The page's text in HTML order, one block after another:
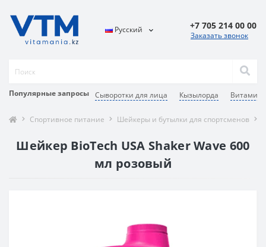
Популярные запросы Сыворотки для лица Кызылорда
Русский +7 705 214 00 00
Заказать звонок
Спортивное питание Шейкеры и бутылки для спортсменов
Шейкер BioTech USA Shaker Wave 600
мл розовый